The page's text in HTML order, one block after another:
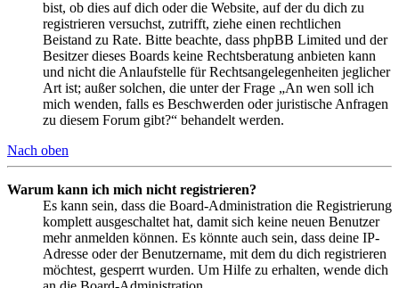
bist, ob dies auf dich oder die Website, auf der du dich zu
registrieren versuchst, zutrifft, ziehe einen rechtlichen
Beistand zu Rate. Bitte beachte, dass phpBB Limited und der
Besitzer dieses Boards keine Rechtsberatung anbieten kann
und nicht die Anlaufstelle für Rechtsangelegenheiten jeglicher
Art ist; außer solchen, die unter der Frage „An wen soll ich
mich wenden, falls es Beschwerden oder juristische Anfragen
zu diesem Forum gibt?“ behandelt werden.
Nach oben
Warum kann ich mich nicht registrieren?
Es kann sein, dass die Board-Administration die Registrierung
komplett ausgeschaltet hat, damit sich keine neuen Benutzer
mehr anmelden können. Es könnte auch sein, dass deine IP-
Adresse oder der Benutzername, mit dem du dich registrieren
möchtest, gesperrt wurden. Um Hilfe zu erhalten, wende dich